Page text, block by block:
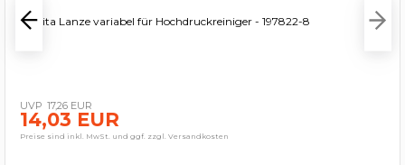
Makita Lanze variabel für Hochdruckreiniger - 197822-8
17,26 EUR
14,03 EUR
Preise sind inkl. MwSt. und ggf. zzgl. Versandkosten